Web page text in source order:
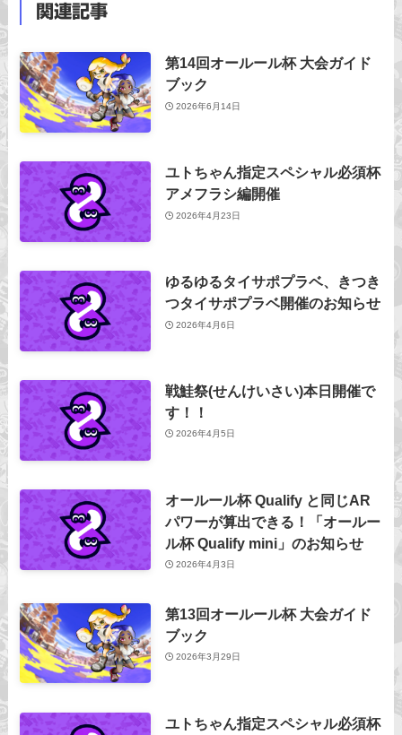
関連記事
第14回オールール杯 大会ガイド
ブック
2026年6月14日
ユトちゃん指定スペシャル必須杯
アメフラシ編開催
2026年4月23日
ゆるゆるタイサポプラベ、きつき
つタイサポプラベ開催のお知らせ
2026年4月6日
戦鮭祭(せんけいさい)本日開催で
す！！
2026年4月5日
オールール杯 Qualify と同じAR
パワーが算出できる！「オールー
ル杯 Qualify mini」のお知らせ
2026年4月3日
第13回オールール杯 大会ガイド
ブック
2026年3月29日
ユトちゃん指定スペシャル必須杯